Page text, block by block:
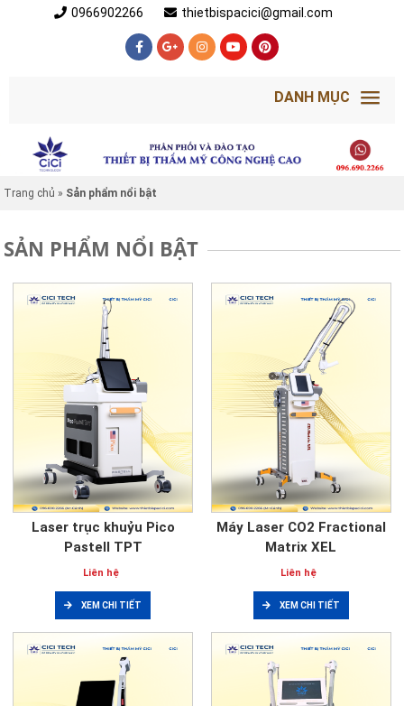
0966902266 thietbispacici@gmail.com
DANH MỤC
Trang chủ » Sản phẩm nổi bật
SẢN PHẨM NỔI BẬT
Laser trục khuỷu Pico
Pastell TPT
Liên hệ
XEM CHI TIẾT
Máy Laser CO2 Fractional
Matrix XEL
Liên hệ
XEM CHI TIẾT